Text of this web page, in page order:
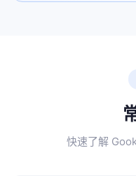
快速了解